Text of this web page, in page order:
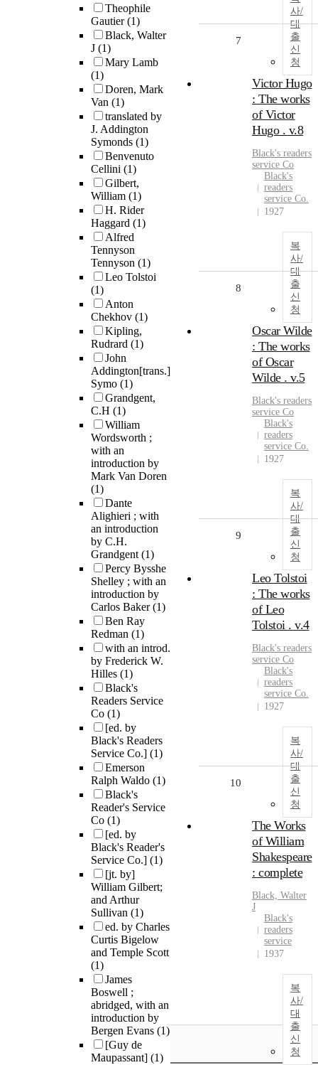
Theophile
Gautier(1)
Black, Walter
J (1)
Mary Lamb
(1)
Doren, Mark
Van (1)
translated by
J. Addington
Symonds (1)
Benvenuto
Cellini (1)
Gilbert,
William (1)
H. Rider
Haggard (1)
Alfred
Tennyson
Tennyson (1)
Leo Tolstoi
(1)
Anton
Chekhov (1)
Kipling,
Rudrard (1)
John
Addington[trans.]
Symo (1)
Grandgent,
C.H (1)
William
Wordsworth ;
with an
introduction by
Mark Van Doren
(1)
Dante
Alighieri ; with
an introduction
by C.H.
Grandgent(1)
Percy Bysshe
Shelley ; with an
introduction by
Carlos Baker(1)
Ben Ray
Redman (1)
with an introd.
by Frederick W.
Hilles (1)
Black's
Readers Service
Co (1)
[ed. by
Black's Readers
Service Co.] (1)
Emerson
Ralph Waldo (1)
Black's
Reader's Service
Co (1)
[ed. by
Black's Reader's
Service Co.] (1)
[jt. by]
William Gilbert;
and Arthur
Sullivan (1)
ed. by Charles
Curtis Bigelow
and Temple Scott
(1)
James
Boswell ;
abridged, with an
introduction by
Bergen Evans (1)
[Guy de
Maupassant] (1)
사/
대
출
신
청
7
Victor Hugo
: The works
of Victor
Hugo . v.8
Black's readers
service Co
Black's
readers
service Co.
1927
복
사/
대
출
신
청
8
Oscar Wilde
: The works
of Oscar
Wilde . v.5
Black's readers
service Co
Black's
readers
service Co.
1927
복
사/
대
출
신
청
9
Leo Tolstoi
: The works
of Leo
Tolstoi . v.4
Black's readers
service Co
Black's
readers
service Co.
1927
복
사/
대
출
신
청
10
The Works
of William
Shakespeare
: complete
Black, Walter
J
Black's
readers
service
1937
복
사/
대
출
신
청